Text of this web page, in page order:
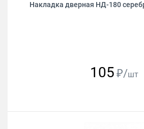
Накладка дверная НД-180
105 ₽/шт